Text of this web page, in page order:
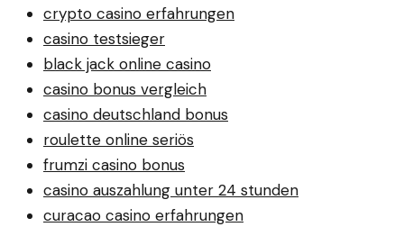
crypto casino erfahrungen
casino testsieger
black jack online casino
casino bonus vergleich
casino deutschland bonus
roulette online seriös
frumzi casino bonus
casino auszahlung unter 24 stunden
curacao casino erfahrungen